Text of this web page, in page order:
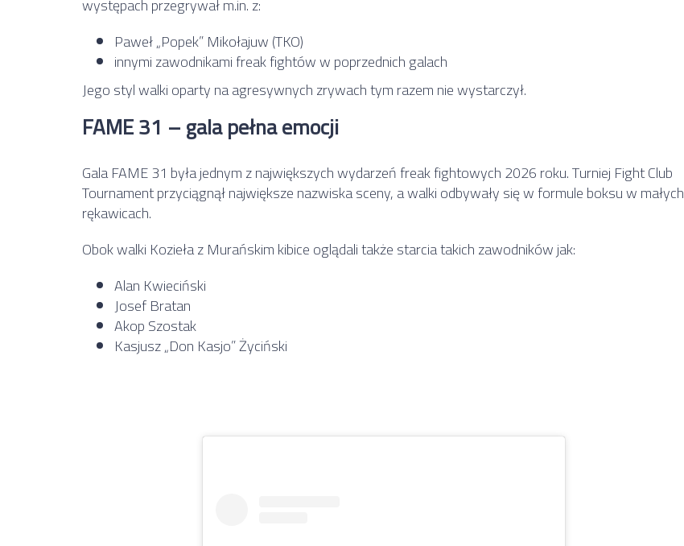
Paweł „Popek” Mikołajuw(TKO)
innymi zawodnikami freak fightów w poprzednich galach
Jego styl walki oparty na agresywnych zrywach tym razem nie wystarczył.
FAME 31 – gala pełna emocji
GalaFAME 31 była jednym z największych wydarzeń freak fightowych 2026 roku. Turniej Fight Club
Tournament przyciągnął największe nazwiska sceny, a walki odbywały się w formule boksu w małych
rękawicach.
Obok walki Kozieła z Murańskim kibice oglądali także starcia takich zawodników jak:
Alan Kwieciński
Josef Bratan
Akop Szostak
Kasjusz „Don Kasjo” Życiński